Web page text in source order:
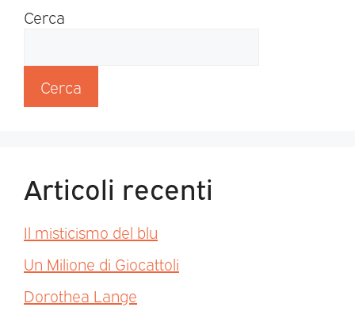
Cerca
Cerca
Articoli recenti
Il misticismo del blu
Un Milione di Giocattoli
Dorothea Lange